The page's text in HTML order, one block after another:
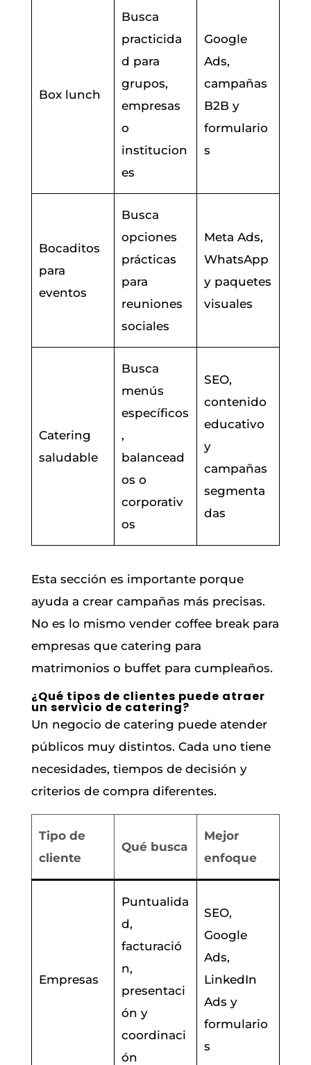
Box lunch
Busca
practicida
d para
grupos,
empresas
o
institucion
es
Google
Ads,
campañas
B2B y
formulario
s
Bocaditos
para
eventos
Busca
opciones
prácticas
para
reuniones
sociales
Meta Ads,
WhatsApp
y paquetes
visuales
Catering
saludable
Busca
menús
específicos
,
balancead
os o
corporativ
os
SEO,
contenido
educativo
y
campañas
segmenta
das
Esta sección es importante porque
ayuda a crear campañas más precisas.
No es lo mismo vender coffee break para
empresas que catering para
matrimonios o buffet para cumpleaños.
¿Qué tipos de clientes puede atraer
un servicio de catering?
Un negocio de catering puede atender
públicos muy distintos. Cada uno tiene
necesidades, tiempos de decisión y
criterios de compra diferentes.
Tipo de
cliente
Qué busca
Mejor
enfoque
Empresas
Puntualida
d,
facturació
n,
presentaci
ón y
coordinaci
ón
SEO,
Google
Ads,
LinkedIn
Ads y
formulario
s